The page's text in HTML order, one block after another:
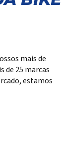
mais de
de 25 marcas
estamos